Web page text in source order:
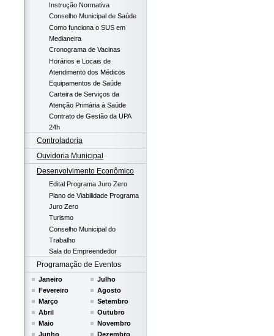
Instrução Normativa
Conselho Municipal de Saúde
Como funciona o SUS em
Medianeira
Cronograma de Vacinas
Horários e Locais de
Atendimento dos Médicos
Equipamentos de Saúde
Carteira de Serviços da
Atenção Primária à Saúde
Contrato de Gestão da UPA
24h
Controladoria
Ouvidoria Municipal
Desenvolvimento Econômico
Edital Programa Juro Zero
Plano de Viabilidade Programa
Juro Zero
Turismo
Conselho Municipal do
Trabalho
Sala do Empreendedor
Programação de Eventos
Janeiro
Fevereiro
Março
Abril
Maio
Junho
Julho
Agosto
Setembro
Outubro
Novembro
Dezembro